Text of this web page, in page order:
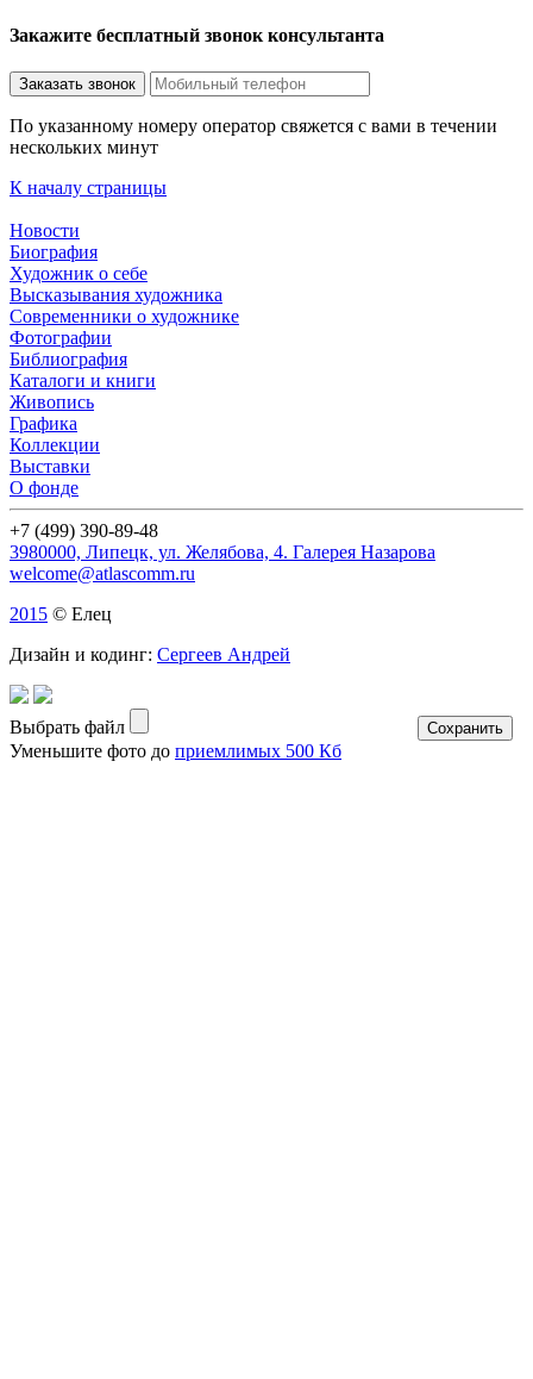
Закажите бесплатный звонок консультанта
По указанному номеру оператор свяжется с вами в течении
нескольких минут
К началу страницы
Новости
Биография
Художник о себе
Выcказывания художника
Современники о художнике
Фотографии
Библиография
Каталоги и книги
Живопись
Графика
Коллекции
Выставки
О фонде
+7 (499) 390-89-48
3980000, Липецк, ул. Желябова, 4. Галерея Назарова
welcome@atlascomm.ru
2015 © Елец
Дизайн и кодинг: Сергеев Андрей
Выбрать файл
Уменьшите фото до приемлимых 500 Кб